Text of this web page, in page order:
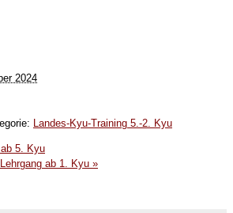
2024
Landes-Kyu-Training 5.-2. Kyu
5. Kyu
ab 1. Kyu »